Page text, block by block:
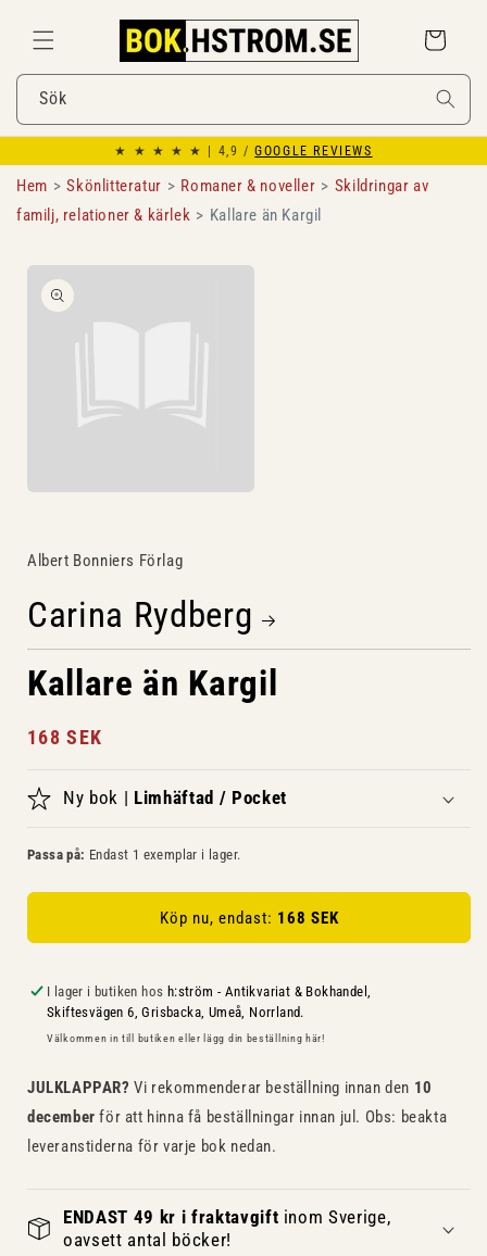
innehåll
Varukorg
Sök
★ ★ ★ ★ ★ | 4,9 /GOOGLE REVIEWS
Hem Skönlitteratur Romaner & noveller
Skildringar av
familj, relationer & kärlek
Kallare än Kargil
vidare till
modalfönster
Albert Bonniers Förlag
Carina Rydberg
Kallare än Kargil
Ordinarie
168 SEK
Ny bok | Limhäftad / Pocket
Passa på: Endast 1 exemplar i lager.
Köp nu, endast: 168 SEK
I lager i butiken hos h:ström - Antikvariat & Bokhandel,
Skiftesvägen 6, Grisbacka, Umeå, Norrland.
Välkommen in till butiken eller lägg din beställning här!
JULKLAPPAR? Vi rekommenderar beställning innan den 10
december för att hinna få beställningar innan jul. Obs: beakta
leveranstiderna för varje bok nedan.
ENDAST 49 kr i fraktavgift inom Sverige,
oavsett antal böcker!